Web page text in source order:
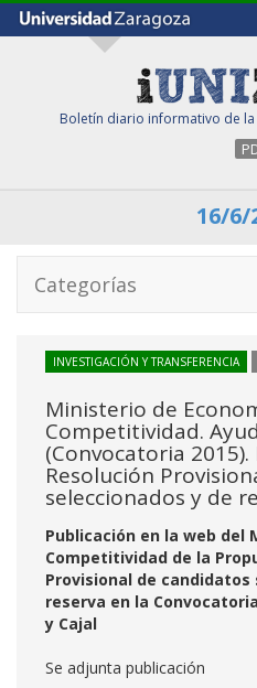
Boletín diario informativo de la
16/6/
Categorías
INVESTIGACIÓN Y TRANSFERENCIA
Ministerio de
Competitividad.
(Convocatoria
Resolución
seleccionados y de
Publicación en la web del
Competitividad de la
Provisional de candidatos
reserva en la
y Cajal
Se adjunta publicación